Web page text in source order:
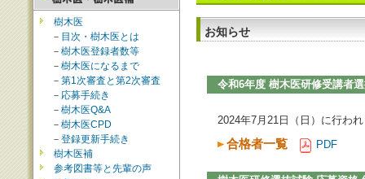
樹木医
－ 目次・樹木医とは
－ 樹木医登録者数等
－ 樹木医になるまで
－ 第1次審査と第2次審査
－ 応募手続き
－ 樹木医Q&A
－ 樹木医CPD
－ 登録更新手続き
樹木医補
参考図書等と先輩の声
お知らせ
令和6年度 樹木医研修受講者
2024年7月21日（日）に行わ
合格者一覧 PDF